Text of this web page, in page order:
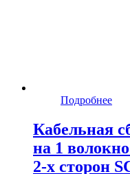
Подробнее
Кабельная
на 1
2-х сторон